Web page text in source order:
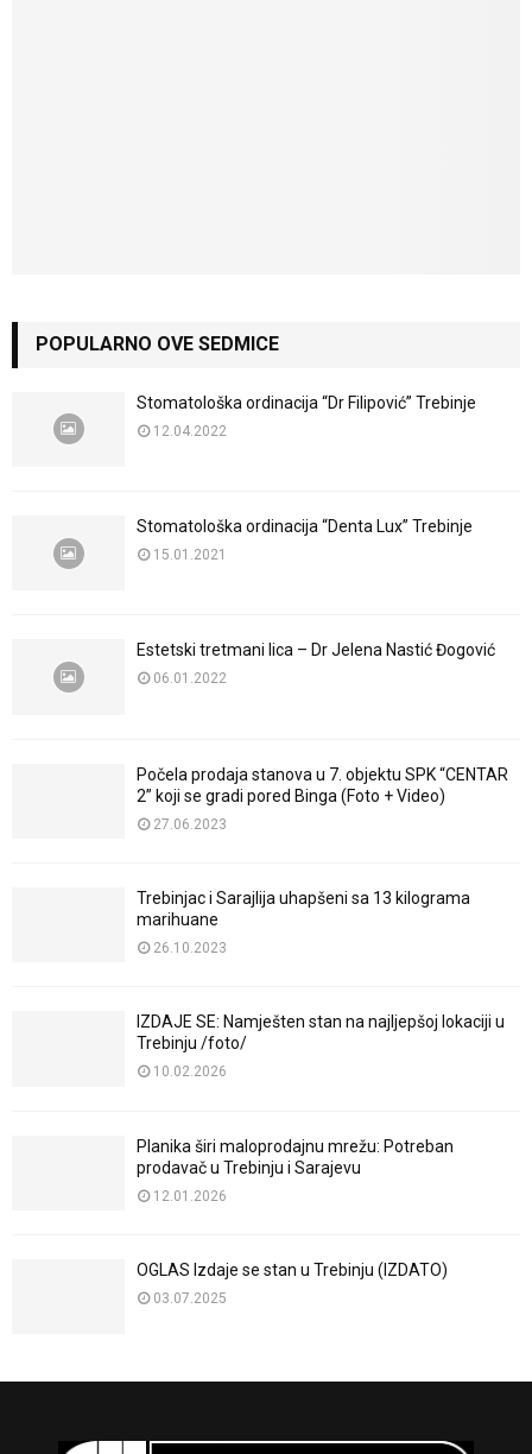
POPULARNO OVE SEDMICE
Stomatološka ordinacija “Dr Filipović” Trebinje
12.04.2022
Stomatološka ordinacija “Denta Lux” Trebinje
15.01.2021
Estetski tretmani lica – Dr Jelena Nastić Đogović
06.01.2022
Počela prodaja stanova u 7. objektu SPK “CENTAR
2” koji se gradi pored Binga (Foto + Video)
27.06.2023
Trebinjac i Sarajlija uhapšeni sa 13 kilograma
marihuane
26.10.2023
IZDAJE SE: Namješten stan na najljepšoj lokaciji u
Trebinju /foto/
10.02.2026
Planika širi maloprodajnu mrežu: Potreban
prodavač u Trebinju i Sarajevu
12.01.2026
OGLAS Izdaje se stan u Trebinju (IZDATO)
03.07.2025